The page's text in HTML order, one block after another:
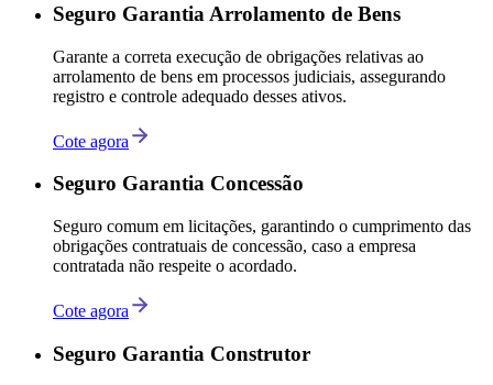
Seguro Garantia Arrolamento de Bens
Garante a correta execução de obrigações relativas ao
arrolamento de bens em processos judiciais, assegurando
registro e controle adequado desses ativos.
Cote agora
Seguro Garantia Concessão
Seguro comum em licitações, garantindo o cumprimento das
obrigações contratuais de concessão, caso a empresa
contratada não respeite o acordado.
Cote agora
Seguro Garantia Construtor